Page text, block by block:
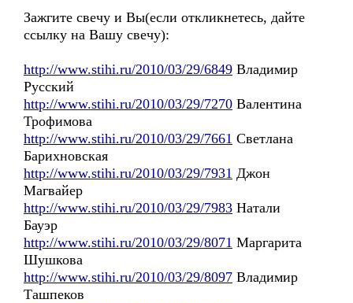
Зажгите свечу и Вы(если откликнетесь, дайте
ссылку на Вашу свечу):
http://www.stihi.ru/2010/03/29/6849 Владимир
Русский
http://www.stihi.ru/2010/03/29/7270 Валентина
Трофимова
http://www.stihi.ru/2010/03/29/7661 Светлана
Барихновская
http://www.stihi.ru/2010/03/29/7931 Джон
Магвайер
http://www.stihi.ru/2010/03/29/7983 Натали
Бауэр
http://www.stihi.ru/2010/03/29/8071 Маргарита
Шушкова
http://www.stihi.ru/2010/03/29/8097 Владимир
Ташпеков